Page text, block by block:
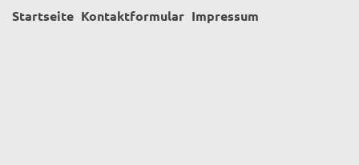
Startseite Kontaktformular Impressum